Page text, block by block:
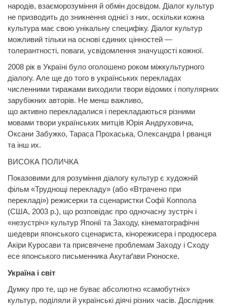
народів, взаєморозуміння й обмін досвідом. Діалог культур
не призводить до зникнення однієї з них, оскільки кожна
культура має свою унікальну специфіку. Діалог культур
можливий тільки на основі єдиних цінностей —
толерантності, поваги, усвідомлення значущості кожної.
2008 рік в Україні було оголошено роком міжкультурного
діалогу. Але ще до того в українських перекладах
численними тиражами виходили твори відомих і популярних
зарубіжних авторів. Не менш важливо,
що активно перекладалися і перекладаються різними
мовами твори українських митців Юрія Андруховича,
Оксани Забужко, Тараса Прохаська, Олександра І рванця
та інш их.
ВИСОКА ПОЛИЧКА
Показовими для розуміння діалогу культур є художній
фільм «Труднощі перекладу» (або «Втрачено при
перекладі») режисерки та сценаристки Софії Коппола
(США, 2003 р.), що розповідає про одночасну зустріч і
«незустріч» культур Японії та Заходу, кінематографічні
шедеври японського сценариста, кінорежисера і продюсера
Акіри Куросави та присвячене проблемам Заходу і Сходу
есе японського письменника Акутаґави Рюноске.
Україна і світ
Думку про те, що не буває абсолютно «самобутніх»
культур, поділяли й українські діячі різних часів. Дослідник